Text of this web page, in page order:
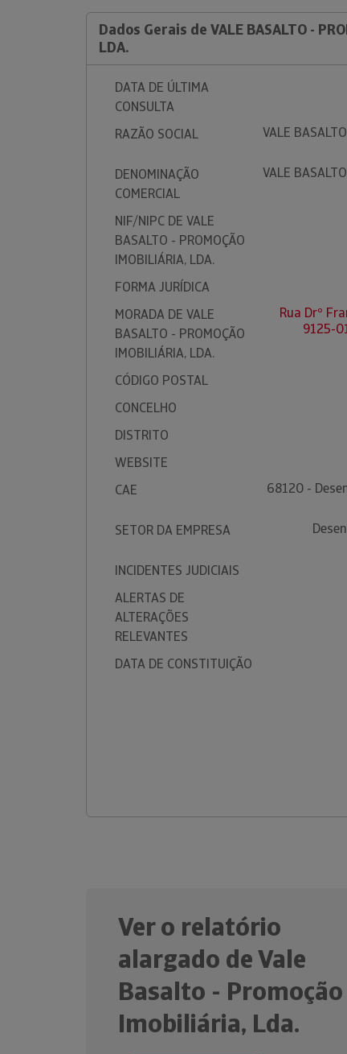
Dados Gerais de VALE BASALTO -
LDA.
DATA DE ÚLTIMA
CONSULTA
RAZÃO SOCIAL
VALE
DENOMINAÇÃO
COMERCIAL
VALE
NIF/NIPC DE VALE
BASALTO - PROMOÇÃO
IMOBILIÁRIA, LDA.
FORMA JURÍDICA
MORADA DE VALE
BASALTO - PROMOÇÃO
IMOBILIÁRIA, LDA.
Rua Drº
9125-
CÓDIGO POSTAL
CONCELHO
DISTRITO
WEBSITE
CAE
68120 -
SETOR DA EMPRESA
INCIDENTES JUDICIAIS
ALERTAS DE
ALTERAÇÕES
RELEVANTES
DATA DE CONSTITUIÇÃO
Ver o relatório
alargado de Vale
Basalto - Promoção
Imobiliária, Lda.